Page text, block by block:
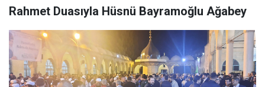
Rahmet Duasıyla Hüsnü Bayramoğlu Ağabey